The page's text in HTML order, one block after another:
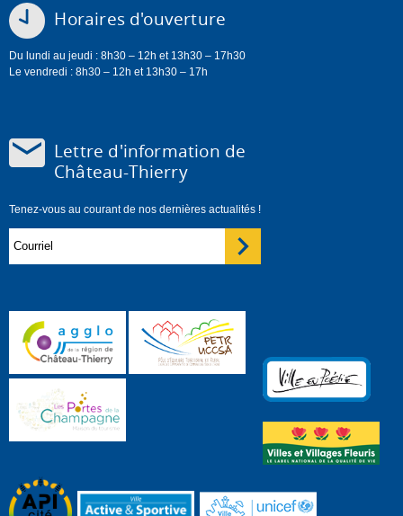
Horaires d'ouverture
Du lundi au jeudi : 8h30 – 12h et 13h30 – 17h30
Le vendredi : 8h30 – 12h et 13h30 – 17h
Lettre d'information de
Château-Thierry
Tenez-vous au courant de nos dernières actualités !